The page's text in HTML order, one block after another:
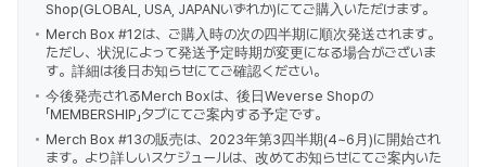
Shop(GLOBAL, USA, JAPANいずれか)にてご購入いただけます。
Merch Box #12は、ご購入時の次の四半期に順次発送されます。
ただし、状況によって発送予定時期が変更になる場合がございま
す。詳細は後日お知らせにてご確認ください。
今後発売されるMerch Boxは、後日Weverse Shopの
「MEMBERSHIP」タブにてご案内する予定です。
Merch Box #13の販売は、2023年第3四半期(4~6月)に開始され
ます。より詳しいスケジュールは、改めてお知らせにてご案内いた